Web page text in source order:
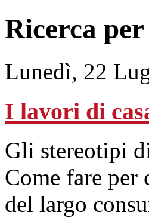
Ricerca
Lunedì, 22
I lavori di
Gli stereotipi
Come fare per
del largo